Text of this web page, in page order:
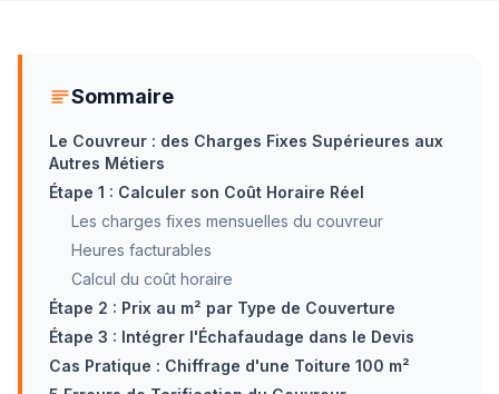
Sommaire
Le Couvreur : des Charges Fixes Supérieures aux
Autres Métiers
Étape 1 : Calculer son Coût Horaire Réel
Les charges fixes mensuelles du couvreur
Heures facturables
Calcul du coût horaire
Étape 2 : Prix au m² par Type de Couverture
Étape 3 : Intégrer l'Échafaudage dans le Devis
Cas Pratique : Chiffrage d'une Toiture 100 m²